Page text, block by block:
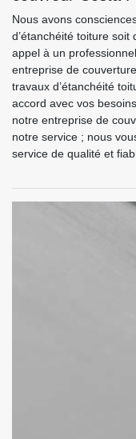
Nous avons
d’étanchéité toiture
appel à un
entreprise de
travaux d’étanchéité
accord avec vos
notre entreprise de
notre service ; nous
service de qualité et